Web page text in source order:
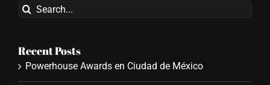
Search
Recent Posts
Powerhouse Awards en Ciudad de México